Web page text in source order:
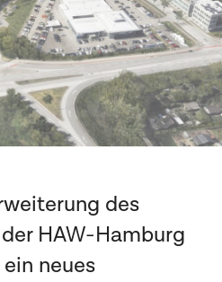
des
HAW-Hamburg
neues